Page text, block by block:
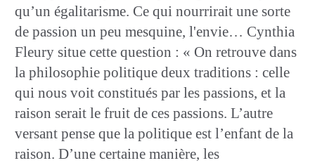
qu’un égalitarisme. Ce qui nourrirait une sorte
de passion un peu mesquine, l'envie… Cynthia
Fleury situe cette question : « On retrouve dans
la philosophie politique deux traditions : celle
qui nous voit constitués par les passions, et la
raison serait le fruit de ces passions. L’autre
versant pense que la politique est l’enfant de la
raison. D’une certaine manière, les